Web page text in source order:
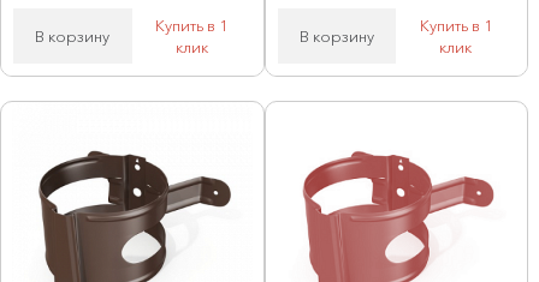
В корзину
Купить в 1
клик
В корзину
Купить в 1
клик